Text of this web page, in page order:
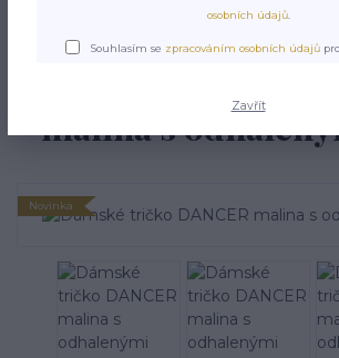
Dámská trika
Dámské
malina s
Novinka
osobních údajů.
Souhlasím se zpracováním osobních údajů
Zavřít